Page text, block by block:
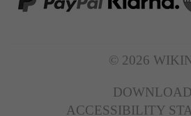
© 2026
ACCESSIBILITY